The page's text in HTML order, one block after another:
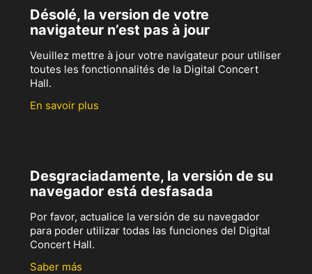
Désolé, la version de votre
navigateur n’est pas à jour
Veuillez mettre à jour votre navigateur pour utiliser
toutes les fonctionnalités de la Digital Concert
Hall.
En savoir plus
Desgraciadamente, la versión de su
navegador está desfasada
Por favor, actualice la versión de su navegador
para poder utilizar todas las funciones del Digital
Concert Hall.
Saber más